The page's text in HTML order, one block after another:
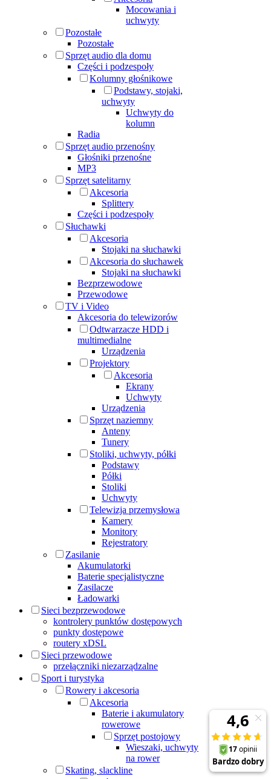
Mocowania i
uchwyty
Pozostałe
Pozostałe
Sprzęt audio dla domu
Części i podzespoły
Kolumny głośnikowe
Podstawy, stojaki,
uchwyty
Uchwyty do
kolumn
Radia
Sprzęt audio przenośny
Głośniki przenośne
MP3
Sprzęt satelitarny
Akcesoria
Splittery
Części i podzespoły
Słuchawki
Akcesoria
Stojaki na słuchawki
Akcesoria do słuchawek
Stojaki na słuchawki
Bezprzewodowe
Przewodowe
TV i Video
Akcesoria do telewizorów
Odtwarzacze HDD i
multimedialne
Urządzenia
Projektory
Akcesoria
Ekrany
Uchwyty
Urządzenia
Sprzęt naziemny
Anteny
Tunery
Stoliki, uchwyty, półki
Podstawy
Półki
Stoliki
Uchwyty
Telewizja przemysłowa
Kamery
Monitory
Rejestratory
Zasilanie
Akumulatorki
Baterie specjalistyczne
Zasilacze
Ładowarki
Sieci bezprzewodowe
kontrolery punktów dostępowych
punkty dostępowe
routery xDSL
Sieci przewodowe
przełączniki niezarządzalne
Sport i turystyka
Rowery i akcesoria
Akcesoria
Baterie i akumulatory
rowerowe
Sprzęt postojowy
Wieszaki, uchwyty
na rower
Skating, slackline